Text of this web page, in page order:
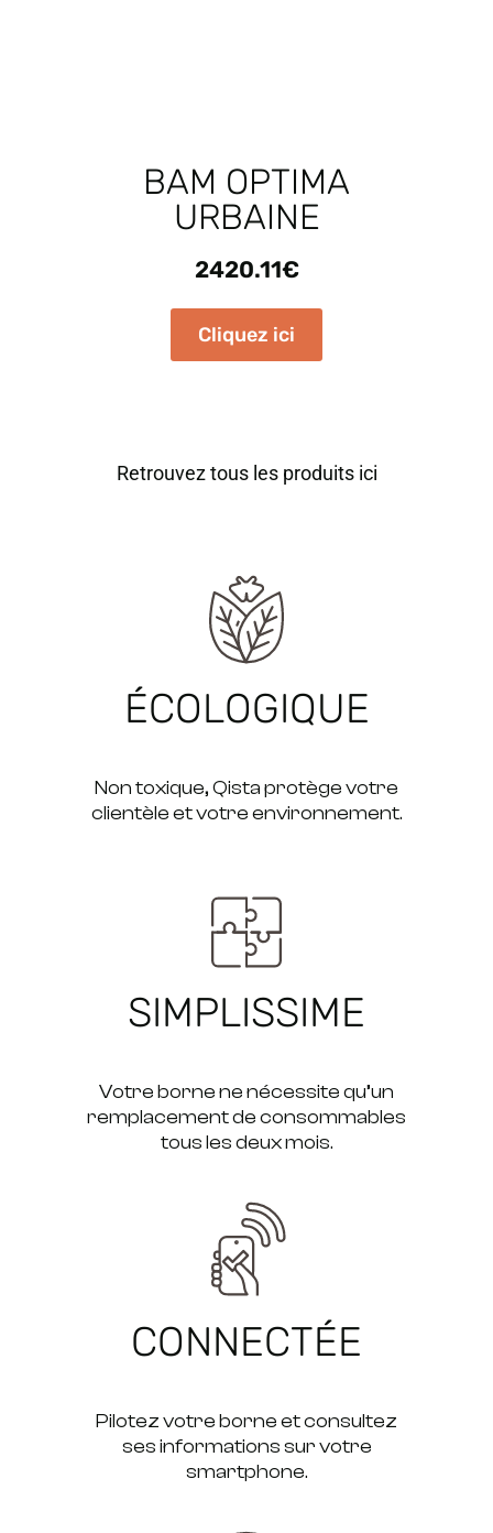
BAM OPTIMA
URBAINE
2420.11€
Cliquez ici
Retrouvez tous les produits ici
ÉCOLOGIQUE
Non toxique, Qista protège votre
clientèle et votre environnement.
SIMPLISSIME
Votre borne ne nécessite qu’un
remplacement de consommables
tous les deux mois.
CONNECTÉE
Pilotez votre borne et consultez
ses informations sur votre
smartphone.